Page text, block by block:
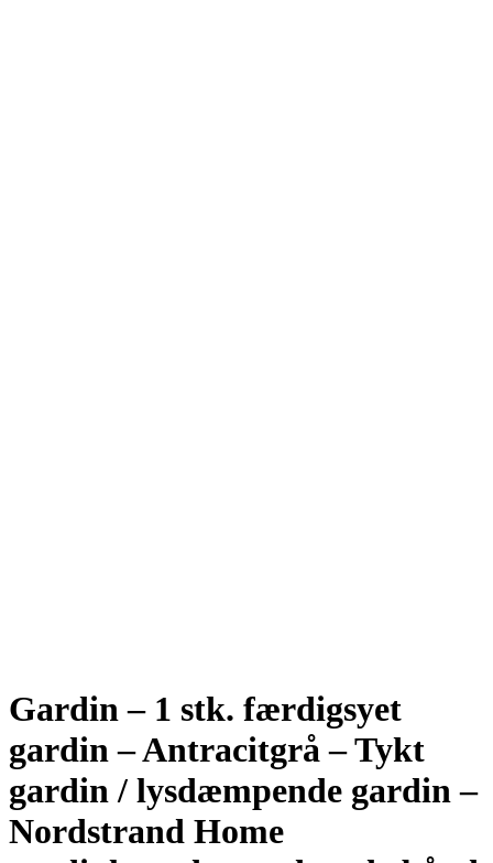
Gardin – 1 stk. færdigsyet
gardin – Antracitgrå – Tykt
gardin / lysdæmpende gardin –
Nordstrand Home